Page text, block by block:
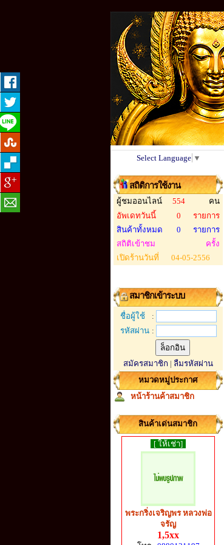
Select Language ▼
สถิติการใช้งาน
ผู้ชมออนไลน์ 554
คน
อัพเดทวันนี้
0
รายการ
สินค้าทั้งหมด
0
รายการ
สถิติเข้าชม
ครั้ง
เปิดร้านวันที่
04-05-2556
สมาชิกเข้าระบบ
ชื่อผู้ใช้
:
รหัสผ่าน :
สมัครสมาชิก | ลืมรหัสผ่าน
หมวดหมู่ประกาศ
หน้าร้านค้าสมาชิก
สินค้าเด่นสมาชิก
[ ให้เช่า]
พระกริ่งเจริญพร หลวงพ่อ
จรัญ
1,5xx